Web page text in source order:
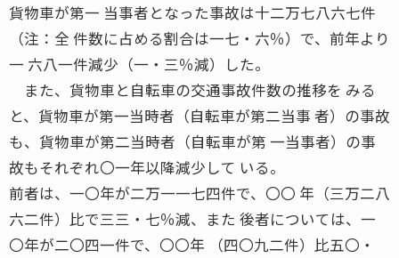
貨物車が第一 当事者となった事故は十二万七八六七件
（注：全 件数に占める割合は一七・六％）で、前年より
一 六八一件減少（一・三％減）した。
また、貨物車と自転車の交通事故件数の推移を みる
と、貨物車が第一当時者（自転車が第二当事 者）の事故
も、貨物車が第二当時者（自転車が第 一当事者）の事
故もそれぞれ〇一年以降減少して いる。
前者は、一〇年が二万一一七四件で、〇〇 年（三万二八
六二件）比で三三・七％減、また 後者については、一
〇年が二〇四一件で、〇〇年 （四〇九二件）比五〇・